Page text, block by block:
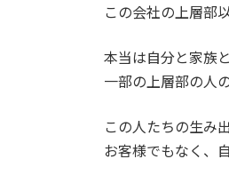
この会社の上層部
本当は自分と家族
一部の上層部の人
この人たちの生み
お客様でもなく、